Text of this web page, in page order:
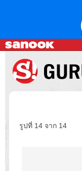
รูปที่ 14 จาก 14